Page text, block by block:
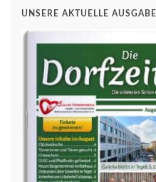
UNSERE AKTUELLE AUSGABE